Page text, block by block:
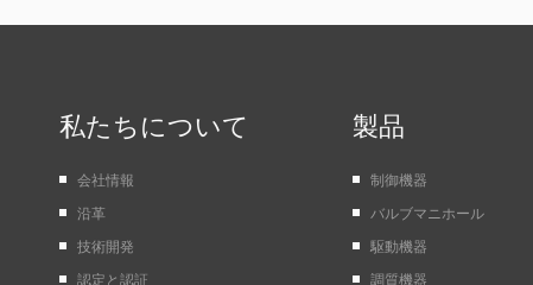
私たちについて
会社情報
沿革
技術開発
製品
制御機器
バルブマニホール
駆動機器